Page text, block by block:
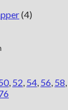
(4)
, 52, 54, 56, 58,